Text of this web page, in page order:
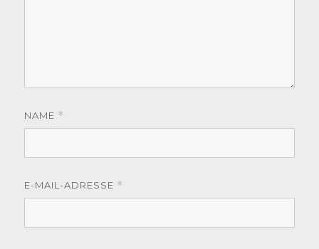
NAME *
E-MAIL-ADRESSE *